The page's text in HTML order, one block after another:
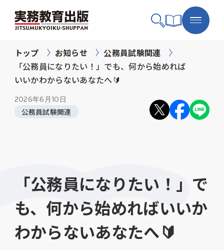
トップ お知らせ
公務員試験関連
「公務員になりたい！」でも、何から始めれば
いいかわからないあなたへ🔰
2026年6月10日
公務員試験関連
「公務員になりたい！」で
も、何から始めればいいか
わからないあなたへ🔰